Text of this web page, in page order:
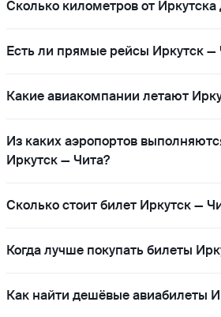
Сколько километров от
Есть ли прямые рейсы Иркутск —
Какие авиакомпании летают
Из каких аэропортов
Иркутск — Чита?
Сколько стоит билет Иркутск —
Когда лучше покупать билеты
Как найти дешёвые авиабилеты